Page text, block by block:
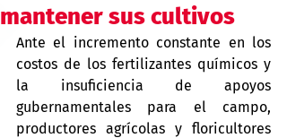
mantener sus cultivos
Ante el incremento constante en los
costos de los fertilizantes químicos y
la insuficiencia de apoyos
gubernamentales para el campo,
productores agrícolas y floricultores